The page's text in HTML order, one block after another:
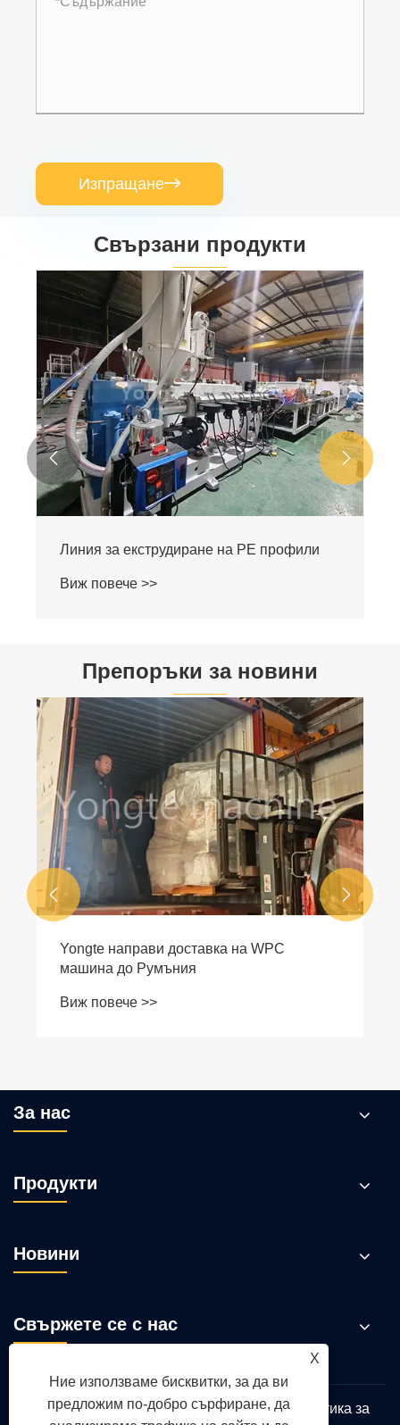
Изпращане
Свързани продукти
Машина за производство на PP профили
Виж повече >>
 
Препоръки за новини
Какво е максималното съдържание на
влага в дървесния прах за направата на
WPC декинг?
Виж повече >>
 
За нас
Продукти
Новини
Свържете се с нас
Links Sitemap RSS XML
Политика за
X
Ние използваме бисквитки, за да ви
предложим по-добро сърфиране, да